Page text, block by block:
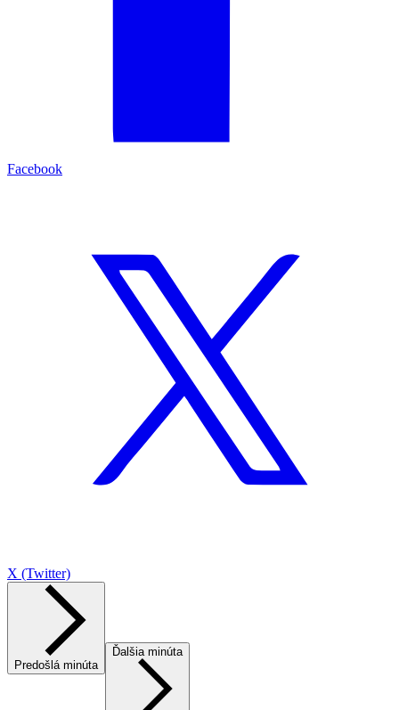
Facebook
X (Twitter)
Predošlá minúta
Ďalšia minúta